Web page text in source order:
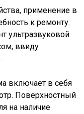
применение в
к ремонту.
ультразвуковой
ввиду
включает в себя
Поверхностный
на наличие